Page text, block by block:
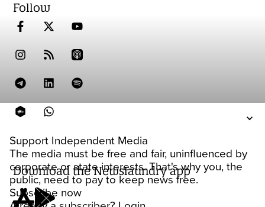
Support Independent Media
The media must be free and fair, uninfluenced by
corporate or state interests. That's why you, the
public, need to pay to keep news free.
Subscribe now
Follow
Download the Newslaundry app